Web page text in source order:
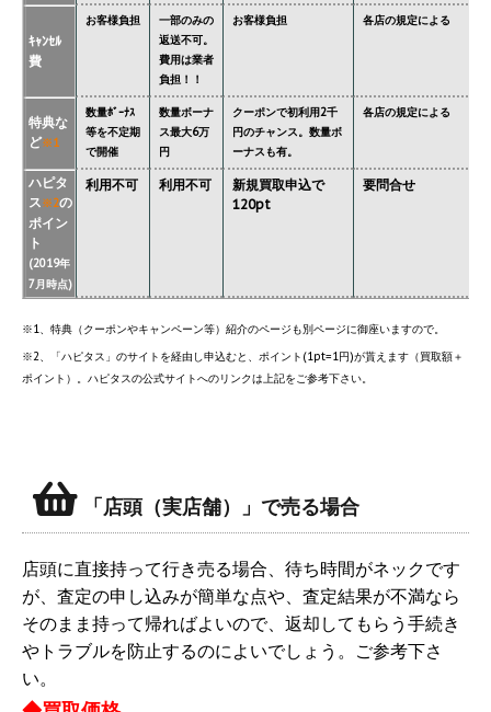
ｷｬﾝｾﾙ
費
お客様負担
一部のみの
返送不可。
費用は業者
負担！！
お客様負担 各店の規定による
特典な
ど※1
数量ﾎﾞｰﾅｽ
等を不定期
で開催
数量ボーナ
ス最大6万
円
クーポンで初利用2千
円のチャンス。数量ボ
ーナスも有。
各店の規定による
ハピタ
ス※2の
ポイン
ト
(2019年
7月時点)
利用不可 利用不可
新規買取申込で
120pt
要問合せ
※1、特典（クーポンやキャンペーン等）紹介のページも別ページに御座いますので。
※2、「ハピタス」のサイトを経由し申込むと、ポイント(1pt=1円)が貰えます（買取額＋
ポイント）。ハピタスの公式サイトへのリンクは上記をご参考下さい。
「店頭（実店舗）」で売る場合
店頭に直接持って行き売る場合、待ち時間がネックです
が、査定の申し込みが簡単な点や、査定結果が不満なら
そのまま持って帰ればよいので、返却してもらう手続き
やトラブルを防止するのによいでしょう。ご参考下さ
い。